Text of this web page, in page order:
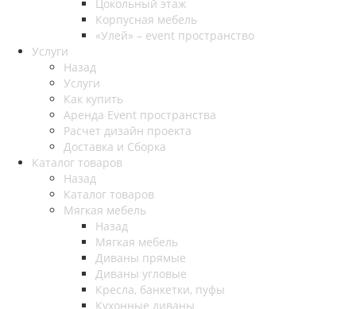
Цокольный этаж
Корпусная мебель
«Улей» – event пространство
Услуги
Назад
Услуги
Как купить
Аренда Event пространства
Расчет дизайн проекта
Доставка и Сборка
Каталог товаров
Назад
Каталог товаров
Мягкая мебель
Назад
Мягкая мебель
Диваны прямые
Диваны угловые
Кресла, банкетки, пуфы
Кухонные диваны